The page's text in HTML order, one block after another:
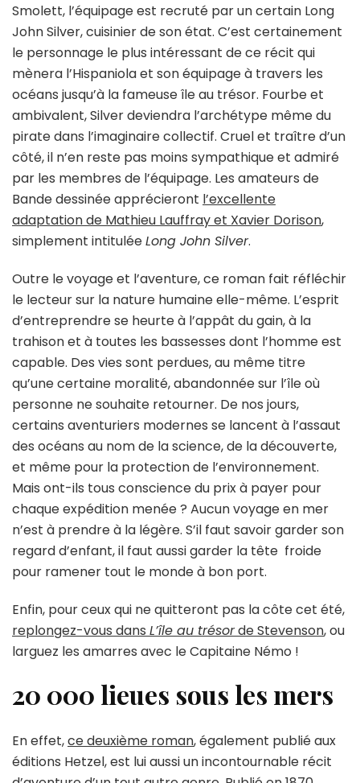
Smolett, l’équipage est recruté par un certain Long
John Silver, cuisinier de son état. C’est certainement
le personnage le plus intéressant de ce récit qui
mènera l’Hispaniola et son équipage à travers les
océans jusqu’à la fameuse île au trésor. Fourbe et
ambivalent, Silver deviendra l’archétype même du
pirate dans l’imaginaire collectif. Cruel et traître d’un
côté, il n’en reste pas moins sympathique et admiré
par les membres de l’équipage. Les amateurs de
Bande dessinée apprécieront l’excellente
adaptation de Mathieu Lauffray et Xavier Dorison,
simplement intituléeLong John Silver.
Outre le voyage et l’aventure, ce roman fait réfléchir
le lecteur sur la nature humaine elle-même. L’esprit
d’entreprendre se heurte à l’appât du gain, à la
trahison et à toutes les bassesses dont l’homme est
capable. Des vies sont perdues, au même titre
qu’une certaine moralité, abandonnée sur l’île où
personne ne souhaite retourner. De nos jours,
certains aventuriers modernes se lancent à l’assaut
des océans au nom de la science, de la découverte,
et même pour la protection de l’environnement.
Mais ont-ils tous conscience du prix à payer pour
chaque expédition menée ? Aucun voyage en mer
n’est à prendre à la légère. S’il faut savoir garder son
regard d’enfant, il faut aussi garder la tête froide
pour ramener tout le monde à bon port.
Enfin, pour ceux qui ne quitteront pas la côte cet été,
replongez-vous dans L’île au trésorde Stevenson, ou
larguez les amarres avec le Capitaine Némo !
20 000 lieues sous les mers
En effet,ce deuxième roman, également publié aux
éditions Hetzel, est lui aussi un incontournable récit